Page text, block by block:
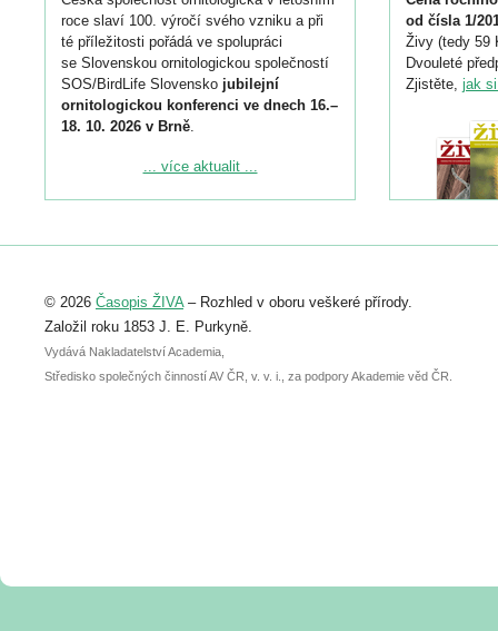
roce slaví 100. výročí svého vzniku a při
té příležitosti pořádá ve spolupráci
se Slovenskou ornitologickou společností
SOS/BirdLife Slovensko jubilejní
ornitologickou konferenci ve dnech 16.–
18. 10. 2026 v Brně.
Podrobnější informace ke konferenci
Registrovat se můžete do 6. září.
abstraktu přihlášené přednášky nebo
posteru je už 30. června.
... více aktualit ...
od čísla 1/
Živy (tedy 59
Dvouleté
Zjistěte, jak
© 2026 Časopis ŽIVA– Rozhled v oboru veškeré přírody.
Založil roku 1853 J. E. Purkyně.
Vydává Nakladatelství Academia,
Středisko společných činností AV ČR, v. v. i., za podpory Akademie věd ČR.